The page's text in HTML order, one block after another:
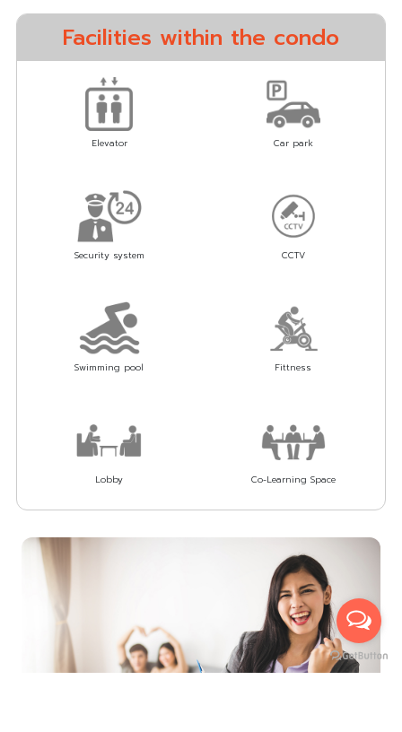
Facilities within the condo
Elevator Car park
Security system CCTV
Swimming pool Fittness
Lobby Co-Learning Space